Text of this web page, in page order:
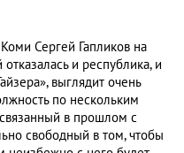
Сергей Гапликов на
и республика, и
выглядит очень
по нескольким
в прошлом с
свободный в том, чтобы